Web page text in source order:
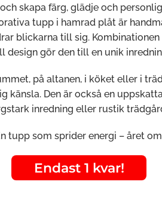
skapa färg, glädje och
tupp i hamrad plåt är
blickarna till sig.
design gör den till en unik
på altanen, i köket eller i
känsla. Den är också en
inredning eller rustik
tupp som sprider energi – året
Endast 1 kvar!